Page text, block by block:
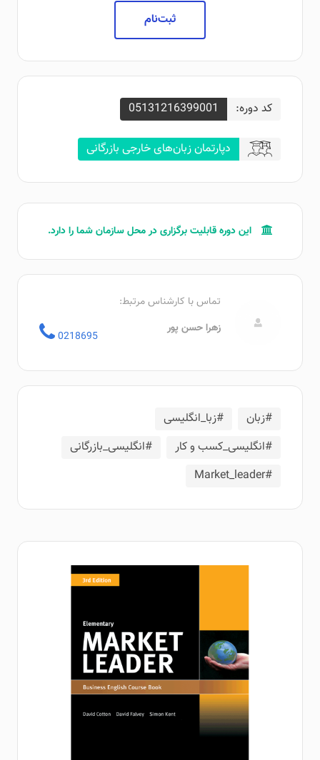
ثبت‌نام
کد دوره: 05131216399001
دپارتمان زبان‌های خارجی بازرگانی
این دوره قابلیت برگزاری در محل سازمان‌ شما را دارد.
تماس با کارشناس مرتبط:
زهرا حسن پور
0218695
#زبان
#زبا_انگلیسی
#انگلیسی_کسب و کار
#انگلیسی_بازرگانی
#Market_leader